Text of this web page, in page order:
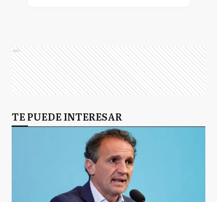
Ads
TE PUEDE INTERESAR